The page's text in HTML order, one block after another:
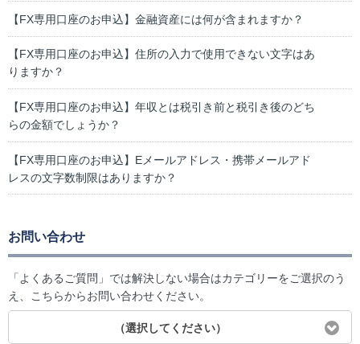
【FX専用口座のお申込】金融資産には何が含まれますか？
【FX専用口座のお申込】住所の入力で使用できない文字はあ
りますか？
【FX専用口座のお申込】年収とは税引き前と税引き後のどち
らの金額でしょうか？
【FX専用口座のお申込】Eメールアドレス・携帯メールアド
レスの文字数制限はありますか？
お問い合わせ
「よくあるご質問」では解決しない場合はカテゴリーをご選択のう
え、こちらからお問い合わせください。
（選択してください）